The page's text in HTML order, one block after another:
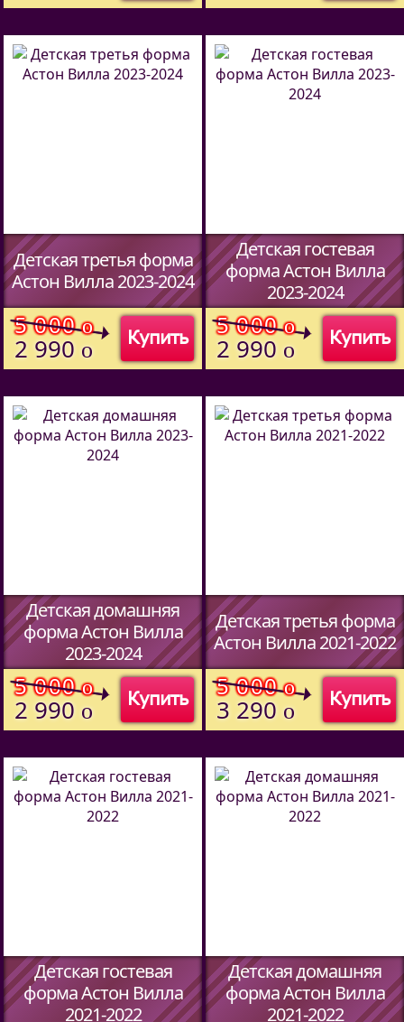
Детская третья форма
Астон Вилла 2023-2024
Купить
5 000o
2 990 o
Детская гостевая
форма Астон Вилла
2023-2024
Купить
5 000o
2 990 o
Детская домашняя
форма Астон Вилла
2023-2024
Купить
5 000o
2 990 o
Детская третья форма
Астон Вилла 2021-2022
Купить
5 000o
3 290 o
Детская гостевая
форма Астон Вилла
2021-2022
Детская домашняя
форма Астон Вилла
2021-2022